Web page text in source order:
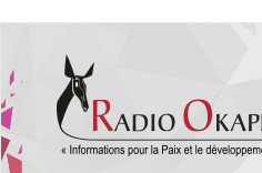
contenu
principal